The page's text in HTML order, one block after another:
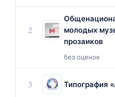
2
молодых
прозаиков
без оценок
3 Типография